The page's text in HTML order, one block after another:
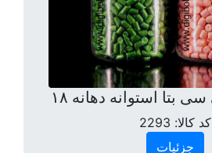
کد کالا: 2293
جزئیات